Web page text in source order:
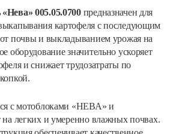
005.05.0700предназначен для
картофеля с последующим
почвы и выкладыванием урожая на
оборудование значительно ускоряет
и снижает трудозатраты по
с мотоблоками «НЕВА» и
на легких и умеренно влажных почвах.